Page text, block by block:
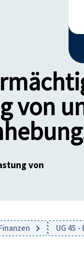
von
von
UG 45